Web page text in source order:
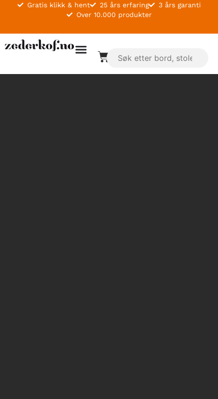
Gratis klikk & hent 25 års erfaring
3 års garanti
Over 10.000 produkter